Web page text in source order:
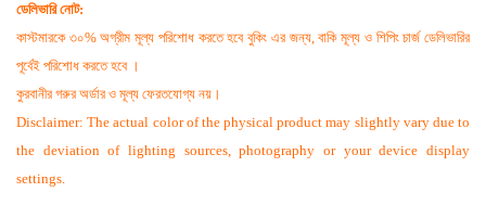
ডেলিভারি নোট:
কাস্টমারকে ৩০% অগ্রীম মূল্য পরিশোধ করতে হবে বুকিং এর জন্য, বাকি মূল্য ও শিপিং চার্জ ডেলিভারির
পূর্বেই পরিশোধ করতে হবে ।
কুরবানীর গরুর অর্ডার ও মূল্য ফেরতযোগ্য নয়।
Disclaimer: The actual color of the physical product may slightly vary due to
the deviation of lighting sources, photography or your device display
settings.